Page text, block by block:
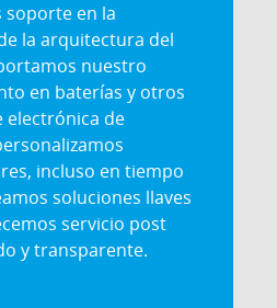
soporte en la
la arquitectura del
nuestro
en baterías y otros
electrónica de
incluso en tiempo
soluciones llaves
servicio post
y transparente.